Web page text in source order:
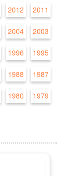
2012 2011
2004 2003
1996 1995
1988 1987
1980 1979